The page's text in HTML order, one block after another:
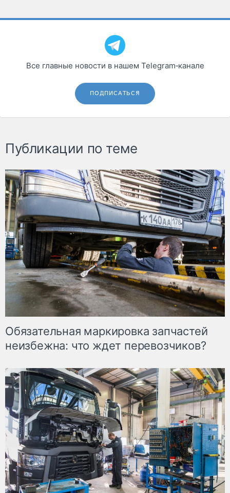
Все главные новости в нашем Telegram‑канале
ПОДПИСАТЬСЯ
Публикации по теме
Обязательная маркировка запчастей
неизбежна: что ждет перевозчиков?